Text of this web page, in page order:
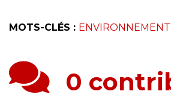
MOTS-CLÉS : ENVIRONNEMENT
0